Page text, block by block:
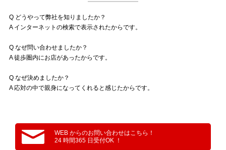
Q どうやって弊社を知りましたか？
A インターネットの検索で表示されたからです。
Q なぜ問い合わせましたか？
A 徒歩圏内にお店があったからです。
Q なぜ決めましたか？
A 応対の中で親身になってくれると感じたからです。
WEB からのお問い合わせはこちら！
24 時間365 日受付OK ！